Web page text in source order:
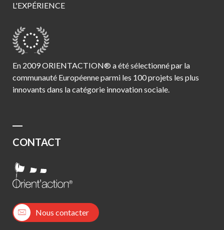
L'EXPÉRIENCE
En 2009 ORIENTACTION® a été sélectionné par la
communauté Européenne parmi les 100 projets les plus
innovants dans la catégorie innovation sociale.
CONTACT
Nous contacter